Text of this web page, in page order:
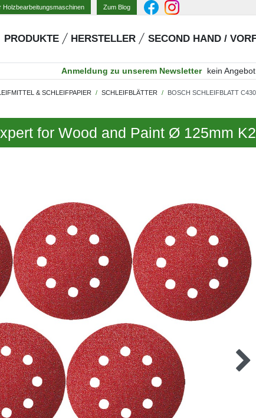
Holzbearbeitungsmaschinen Zum Blog
PRODUKTE HERSTELLER SECOND HAND /
Anmeldung zu unserem Newsletter kein
& SCHLEIFPAPIER SCHLEIFBLÄTTER BOSCH SCHLEIFBLATT
for Wood and Paint Ø 125mm